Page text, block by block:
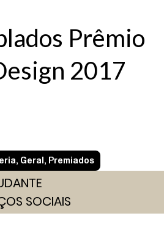
Prêmio
2017
, Geral , Premiados
SOCIAIS